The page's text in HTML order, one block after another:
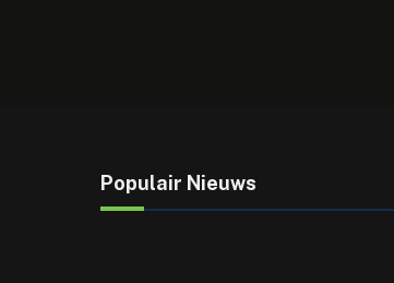
Populair Nieuws